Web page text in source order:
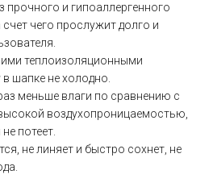
прочного и гипоаллергенного
чего прослужит долго и
теплоизоляционными
шапке не холодно.
меньше влаги по сравнению с
воздухопроницаемостью,
потеет.
не линяет и быстро сохнет, не